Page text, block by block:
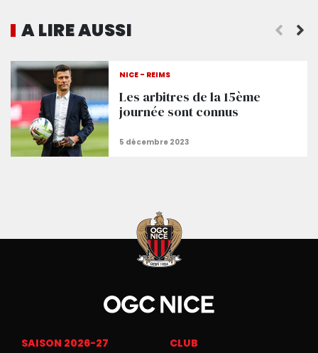
A LIRE AUSSI
NICE - REIMS
Les arbitres de la 15ème
journée sont connus
SAISON 2026-27 CLUB